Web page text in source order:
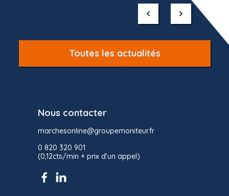
Toutes les actualités
Nous contacter
marchesonline@groupemoniteur.fr
0 820 320 901
(0,12cts/min + prix d’un appel)